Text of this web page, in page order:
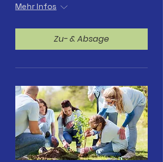
Mehr Infos
Zu- & Absage